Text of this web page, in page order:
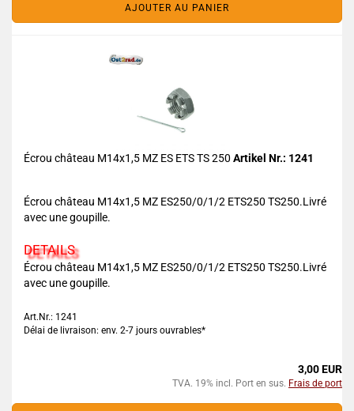
AJOUTER AU PANIER
Écrou château M14x1,5 MZ ES ETS TS 250 Artikel Nr.: 1241
Écrou château M14x1,5 MZ ES250/0/1/2 ETS250 TS250.Livré
avec une goupille.
DETAILS
Écrou château M14x1,5 MZ ES250/0/1/2 ETS250 TS250.Livré
avec une goupille.
Art.Nr.: 1241
Délai de livraison: env. 2-7 jours ouvrables*
3,00 EUR
TVA. 19% incl. Port en sus. Frais de port